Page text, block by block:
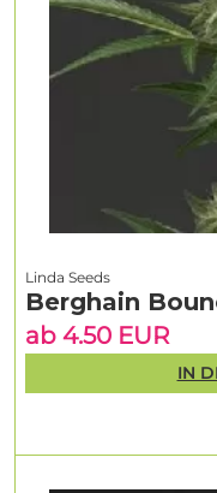
Linda Seeds
Berghain
ab 4.50 EUR
IN